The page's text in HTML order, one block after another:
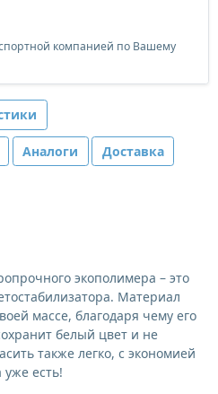
компанией по Вашему
Аналоги Доставка
экополимера – это
Материал
массе, благодаря чему его
белый цвет и не
также легко, с экономией
уже есть!